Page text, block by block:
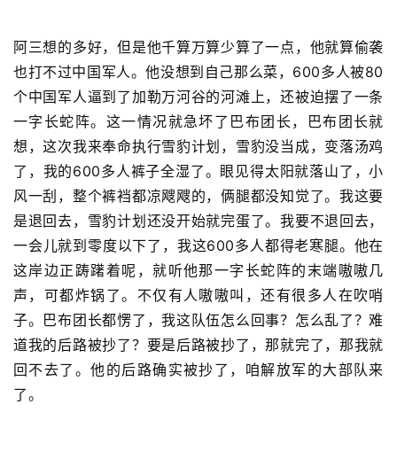
阿三想的多好，但是他千算万算少算了一点，他就算偷袭
也打不过中国军人。他没想到自己那么菜，600多人被80
个中国军人逼到了加勒万河谷的河滩上，还被迫摆了一条
一字长蛇阵。这一情况就急坏了巴布团长，巴布团长就
想，这次我来奉命执行雪豹计划，雪豹没当成，变落汤鸡
了，我的600多人裤子全湿了。眼见得太阳就落山了，小
风一刮，整个裤裆都凉飕飕的，俩腿都没知觉了。我这要
是退回去，雪豹计划还没开始就完蛋了。我要不退回去，
一会儿就到零度以下了，我这600多人都得老寒腿。他在
这岸边正踌躇着呢，就听他那一字长蛇阵的末端嗷嗷几
声，可都炸锅了。不仅有人嗷嗷叫，还有很多人在吹哨
子。巴布团长都愣了，我这队伍怎么回事？怎么乱了？难
道我的后路被抄了？要是后路被抄了，那就完了，那我就
回不去了。他的后路确实被抄了，咱解放军的大部队来
了。